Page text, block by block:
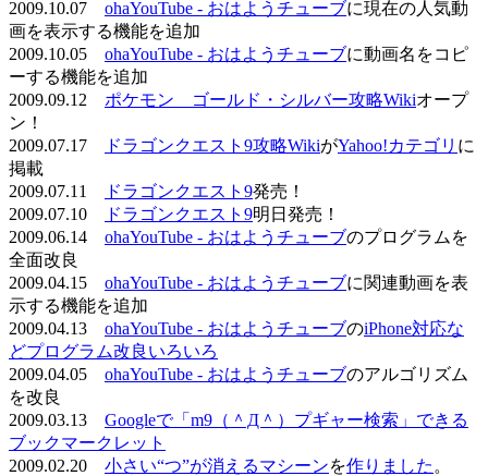
2009.10.07 ohaYouTube - おはようチューブに現在の人気動
画を表示する機能を追加
2009.10.05 ohaYouTube - おはようチューブに動画名をコピ
ーする機能を追加
2009.09.12 ポケモン ゴールド・シルバー攻略Wikiオープ
ン！
2009.07.17
ドラゴンクエスト9攻略WikiがYahoo!カテゴリ に
掲載
2009.07.11
ドラゴンクエスト9発売！
2009.07.10
ドラゴンクエスト9明日発売！
2009.06.14 ohaYouTube - おはようチューブのプログラムを
全面改良
2009.04.15 ohaYouTube - おはようチューブに関連動画を表
示する機能を追加
2009.04.13 ohaYouTube - おはようチューブのiPhone対応な
どプログラム改良いろいろ
2009.04.05 ohaYouTube - おはようチューブのアルゴリズム
を改良
2009.03.13 Googleで「m9（＾Д＾）プギャー検索」できる
ブックマークレット
2009.02.20 小さい“つ”が消えるマシーンを作りました 。